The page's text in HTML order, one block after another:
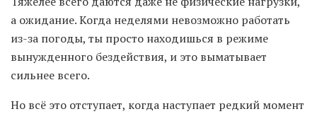
а ожидание. Когда неделями невозможно работать
из-за погоды, ты просто находишься в режиме
вынужденного бездействия, и это выматывает
сильнее всего.
Но всё это отступает, когда наступает редкий момент